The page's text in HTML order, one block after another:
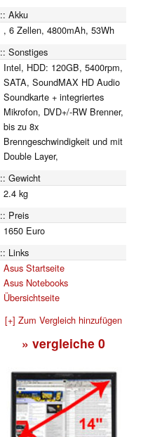
Akku
, 6 Zellen, 4800mAh, 53Wh
Sonstiges
Intel, HDD: 120GB, 5400rpm,
SATA, SoundMAX HD Audio
Soundkarte + integriertes
Mikrofon, DVD+/-RW Brenner,
bis zu 8x
Brenngeschwindigkeit und mit
Double Layer,
Gewicht
2.4 kg
Preis
1650 Euro
Links
Asus Startseite
Asus Notebooks
Übersichtseite
[+] Zum Vergleich hinzufügen
» vergleiche 0